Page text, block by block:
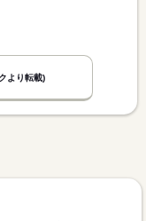
より転載)